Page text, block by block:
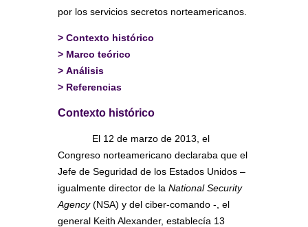
por los servicios secretos norteamericanos.
> Contexto histórico
> Marco teórico
> Análisis
> Referencias
Contexto histórico
El 12 de marzo de 2013, el
Congreso norteamericano declaraba que el
Jefe de Seguridad de los Estados Unidos –
igualmente director de la National Security
Agency(NSA) y del ciber-comando -, el
general Keith Alexander, establecía 13